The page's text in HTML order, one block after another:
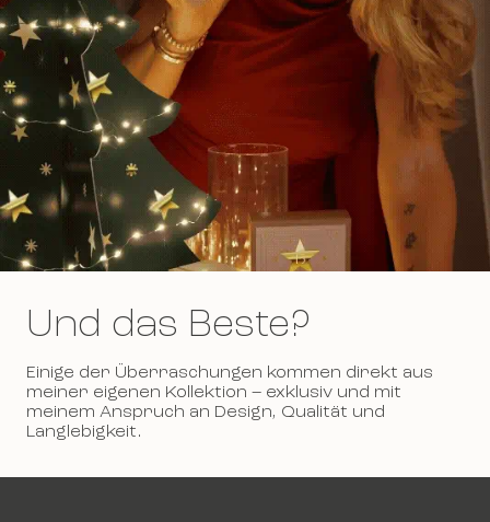
Und das Beste?
Einige der Überraschungen kommen direkt aus
meiner eigenen Kollektion – exklusiv und mit
meinem Anspruch an Design, Qualität und
Langlebigkeit.